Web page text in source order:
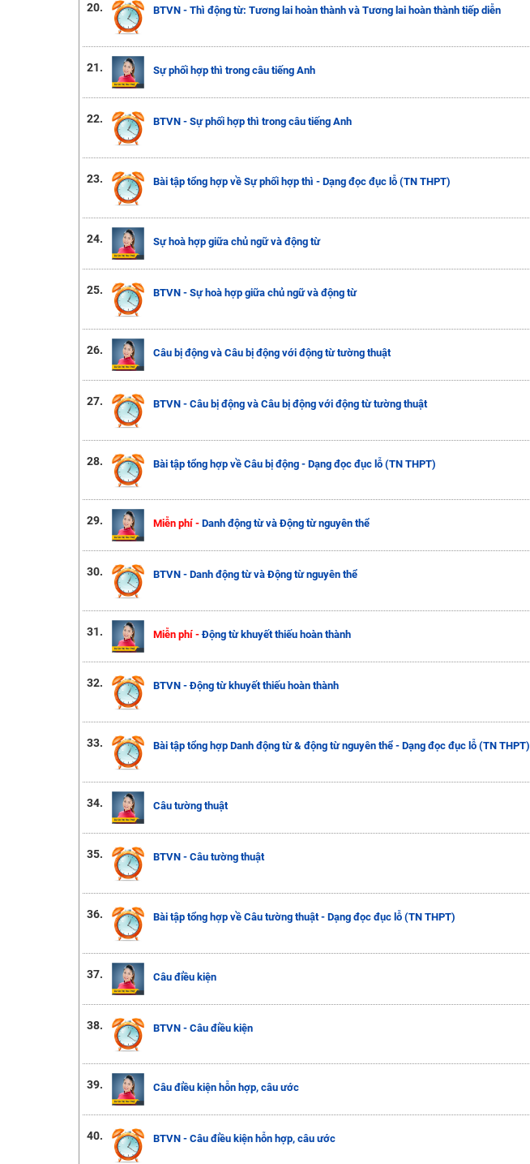
20. BTVN - Thì động từ: Tương lai hoàn thành và Tương lai hoàn thành tiếp diễn
21. Sự phối hợp thì trong câu tiếng Anh
22. BTVN - Sự phối hợp thì trong câu tiếng Anh
23. Bài tập tổng hợp về Sự phối hợp thì - Dạng đọc đục lỗ (TN THPT)
24. Sự hoà hợp giữa chủ ngữ và động từ
25. BTVN - Sự hoà hợp giữa chủ ngữ và động từ
26. Câu bị động và Câu bị động với động từ tường thuật
27. BTVN - Câu bị động và Câu bị động với động từ tường thuật
28. Bài tập tổng hợp về Câu bị động - Dạng đọc đục lỗ (TN THPT)
29. Miễn phí - Danh động từ và Động từ nguyên thể
30. BTVN - Danh động từ và Động từ nguyên thể
31. Miễn phí -Động từ khuyết thiếu hoàn thành
32. BTVN - Động từ khuyết thiếu hoàn thành
33. Bài tập tổng hợp Danh động từ & động từ nguyên thể - Dạng đọc đục lỗ (TN THPT)
34. Câu tường thuật
35. BTVN - Câu tường thuật
36. Bài tập tổng hợp về Câu tường thuật - Dạng đọc đục lỗ (TN THPT)
37. Câu điều kiện
38. BTVN - Câu điều kiện
39. Câu điều kiện hỗn hợp, câu ước
40. BTVN - Câu điều kiện hỗn hợp, câu ước